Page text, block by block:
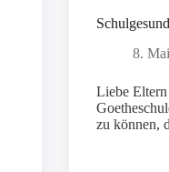
8.
Liebe
zu können,